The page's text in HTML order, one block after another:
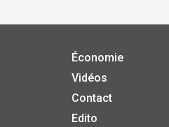
Économie
Vidéos
Contact
Edito